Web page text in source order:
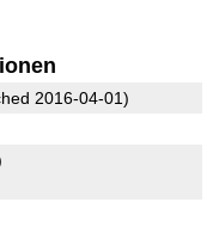
2016-04-01)